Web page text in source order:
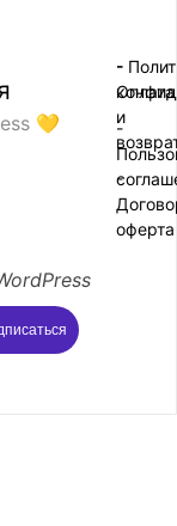
💛
-
-
-
Оплата
и
-
оферта